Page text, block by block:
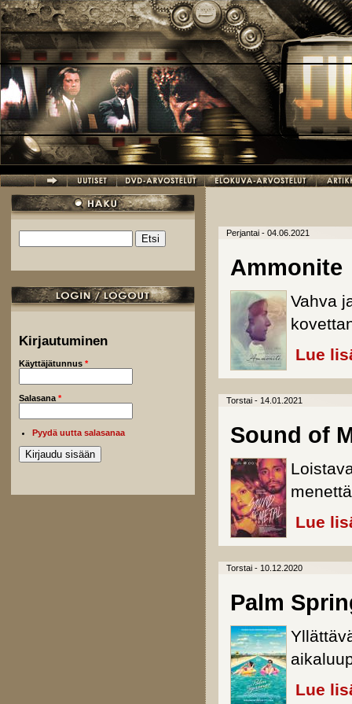
Hyppää pääsisältöön
Hakulomake
Kirjautuminen
Käyttäjätunnus *
Salasana *
Pyydä uutta salasanaa
Perjantai - 04.06.2021
Ammonite
Vahva
Lue
Torstai - 14.01.2021
Sound of
Lue
Torstai - 10.12.2020
Palm
Lue